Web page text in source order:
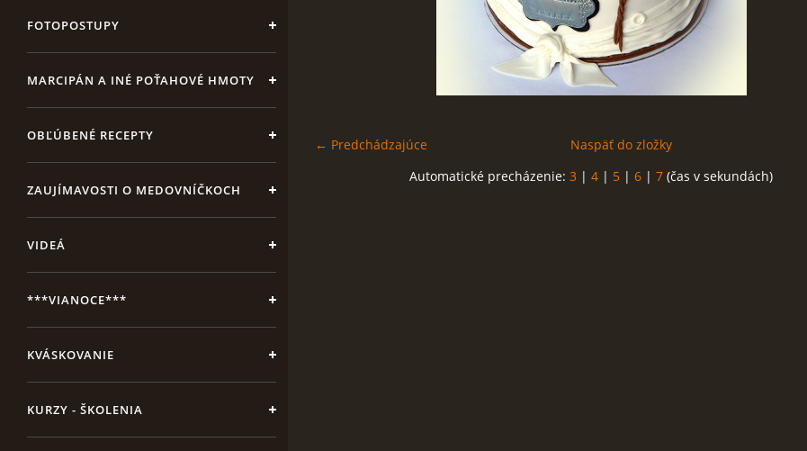
FOTOPOSTUPY
MARCIPÁN A INÉ POŤAHOVÉ HMOTY
OBĽÚBENÉ RECEPTY
ZAUJÍMAVOSTI O MEDOVNÍČKOCH
VIDEÁ
***VIANOCE***
KVÁSKOVANIE
KURZY - ŠKOLENIA
← Predchádzajúce
Naspäť do zložky
Automatické precházenie: 3 | 4 | 5 | 6 | 7 (čas v sekundách)